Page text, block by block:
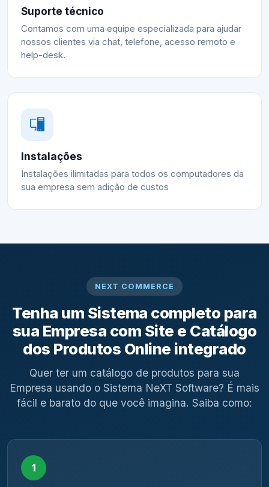
Suporte técnico
Contamos com uma equipe especializada para ajudar
nossos clientes via chat, telefone, acesso remoto e
help-desk.
Instalações
Instalações ilimitadas para todos os computadores da
sua empresa sem adição de custos
NEXT COMMERCE
Tenha um Sistema completo para
sua Empresa com Site e Catálogo
dos Produtos Online integrado
Quer ter um catálogo de produtos para sua
Empresa usando o Sistema NeXT Software? É mais
fácil e barato do que você imagina. Saiba como:
1